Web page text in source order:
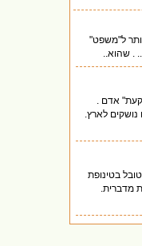
ל"משפט"
. שהוא..
אדם .
לארץ.
בטינופת
מדברית.